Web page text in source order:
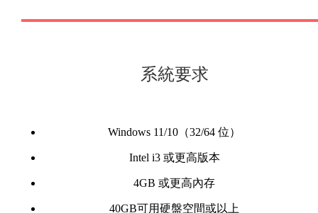
系統要求
Windows 11/10（32/64 位）
Intel i3 或更高版本
4GB 或更高內存
40GB可用硬盤空間或以上